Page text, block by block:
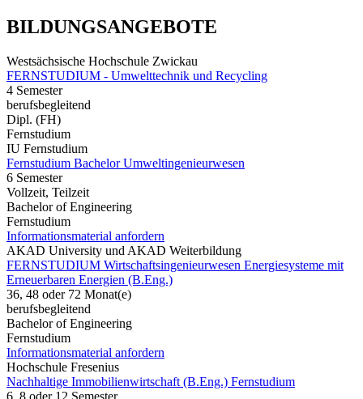
BILDUNGSANGEBOTE
Westsächsische Hochschule Zwickau
FERNSTUDIUM - Umwelttechnik und Recycling
4 Semester
berufsbegleitend
Dipl. (FH)
Fernstudium
IU Fernstudium
Fernstudium Bachelor Umweltingenieurwesen
6 Semester
Vollzeit, Teilzeit
Bachelor of Engineering
Fernstudium
Informationsmaterial anfordern
AKAD University und AKAD Weiterbildung
FERNSTUDIUM Wirtschaftsingenieurwesen Energiesysteme mit
Erneuerbaren Energien (B.Eng.)
36, 48 oder 72 Monat(e)
berufsbegleitend
Bachelor of Engineering
Fernstudium
Informationsmaterial anfordern
Hochschule Fresenius
Nachhaltige Immobilienwirtschaft (B.Eng.) Fernstudium
6, 8 oder 12 Semester